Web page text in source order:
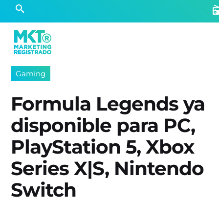
Gaming
Formula Legends ya
disponible para PC,
PlayStation 5, Xbox
Series X|S, Nintendo
Switch